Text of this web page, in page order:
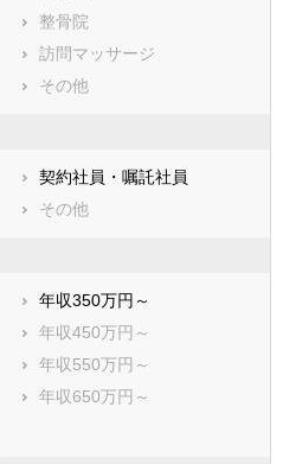
徳島県
整骨院
訪問マッサージ
その他
契約社員・嘱託社員
その他
年収350万円～
年収450万円～
年収550万円～
年収650万円～